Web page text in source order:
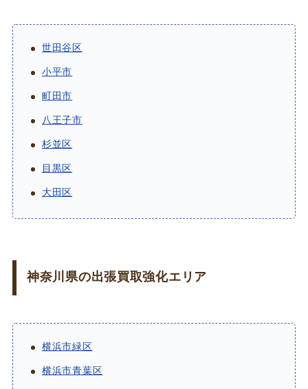
世田谷区
小平市
町田市
八王子市
杉並区
目黒区
大田区
神奈川県の出張買取強化エリア
横浜市緑区
横浜市青葉区